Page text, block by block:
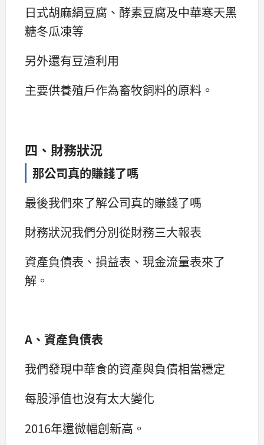
日式胡麻絹豆腐、酵素豆腐及中華寒天黑
糖冬瓜凍等
另外還有豆渣利用
主要供養殖戶作為畜牧飼料的原料。
四、財務狀況
那公司真的賺錢了嗎
最後我們來了解公司真的賺錢了嗎
財務狀況我們分別從財務三大報表
資產負債表、損益表、現金流量表來了
解。
A、資產負債表
我們發現中華食的資產與負債相當穩定
每股淨值也沒有太大變化
2016年還微幅創新高。